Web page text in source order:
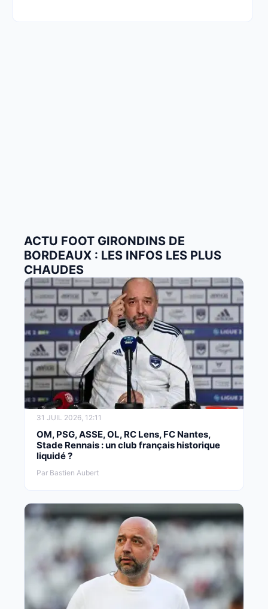
ACTU FOOT GIRONDINS DE
BORDEAUX : LES INFOS LES PLUS
CHAUDES
31 JUIL 2026, 12:11
OM, PSG, ASSE, OL, RC Lens, FC Nantes,
Stade Rennais : un club français historique
liquidé ?
Par Bastien Aubert